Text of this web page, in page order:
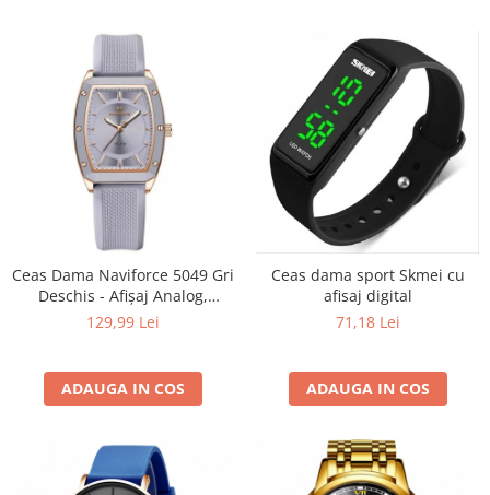
Ceas Dama Naviforce 5049 Gri
Deschis - Afișaj Analog,
Fashion, Casual, Rezistent la
129,99 Lei
ADAUGA IN COS
Ceas dama sport Skmei cu
afisaj digital
71,18 Lei
ADAUGA IN COS